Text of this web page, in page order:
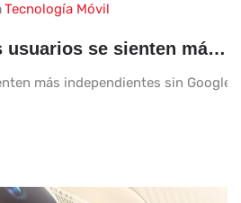
Tecnología Móvil
¿Por qué algunos usuarios se sienten más independientes sin Google?
más independientes sin